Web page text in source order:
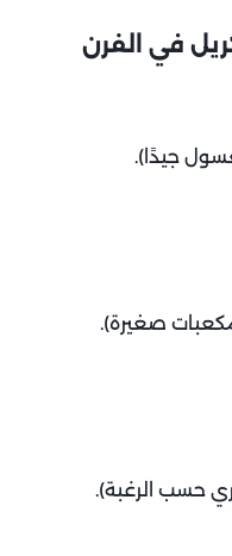
في الفرن
حسب الرغبة).